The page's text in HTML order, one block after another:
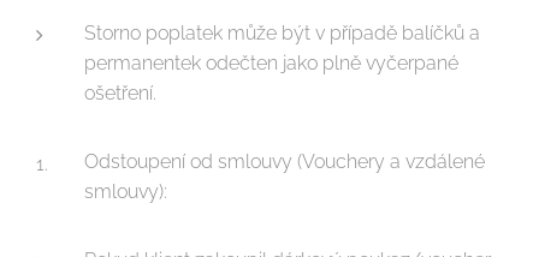
Storno poplatek může být v případě balíčků a
permanentek odečten jako plně vyčerpané
ošetření.
Odstoupení od smlouvy (Vouchery a vzdálené
smlouvy):